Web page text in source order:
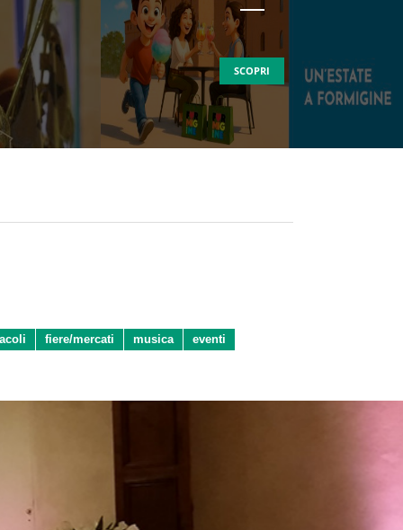
SCOPRI
fiere/mercati musica eventi